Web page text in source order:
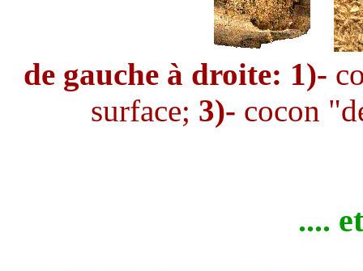
de gauche à droite: 1)-
surface; 3)- cocon
....